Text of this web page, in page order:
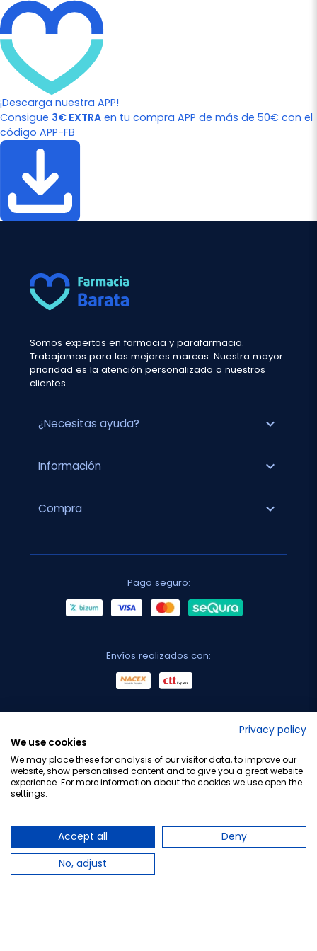
¡Descarga nuestra APP!
Consigue 3€ EXTRA en tu compra APP de más de 50€ con el
código APP-FB
Somos expertos en farmacia y parafarmacia.
Trabajamos para las mejores marcas. Nuestra mayor
prioridad es la atención personalizada a nuestros
clientes.
¿Necesitas ayuda? expand_more
Información expand_more
Compra expand_more
Pago seguro:
Envíos realizados con:
Privacy policy
We use cookies
We may place these for analysis of our visitor data, to improve our
website, show personalised content and to give you a great website
experience. For more information about the cookies we use open the
settings.
Accept all
Deny
No, adjust